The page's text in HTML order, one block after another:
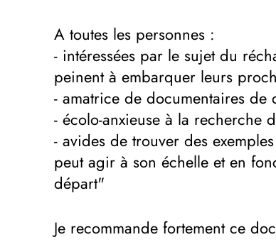
A toutes les personnes :
- intéressées par le sujet du
peinent à embarquer leurs
- amatrice de documentaires de
- écolo-anxieuse à la recherche
- avides de trouver des
peut agir à son échelle et en
départ"
Je recommande fortement ce